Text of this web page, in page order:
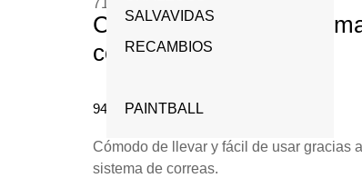
NARGUILE – HOOKAH
NITROGENO –
PAINTBALL
KITS DE PROTECCIÓN
SALVAVIDAS
RECAMBIOS
71094
Chaleco salvavidas
con arnés
94,93€- sin IVA -114,87
Cómodo de llevar y fácil de usar gracias
sistema de correas.